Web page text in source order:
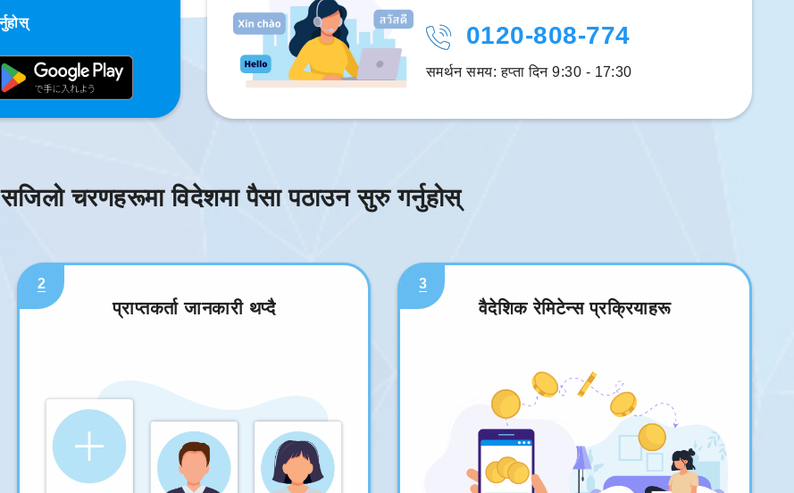
0120-808-774
समर्थन समय: हप्ता दिन 9:30 - 17:30
चरणहरूमा विदेशमा पैसा पठाउन सुरु गर्नुहोस्
2
प्राप्तकर्ता जानकारी थप्दै
3
वैदेशिक रेमिटेन्स प्रक्रियाहरू